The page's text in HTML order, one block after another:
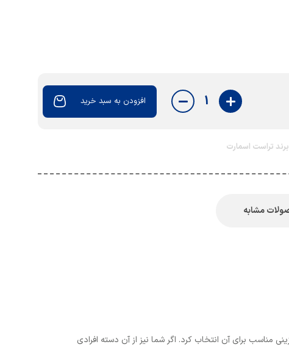
1 افزودن به سبد خرید
تراست اسمارت
مشابه
برای آن انتخاب کرد. اگر شما نیز از آن دسته افرادی